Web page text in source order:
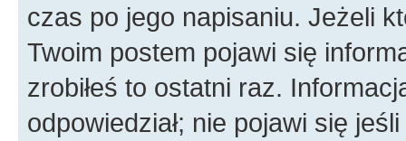
czas po jego napisaniu. Jeżeli
Twoim postem pojawi się
zrobiłeś to ostatni raz.
odpowiedział; nie pojawi się